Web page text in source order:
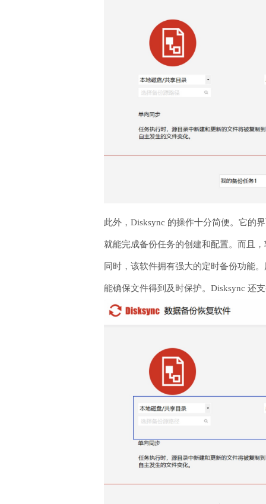
此外，Disksync 的操作十分简便。它的
就能完成备份任务的创建和配置。而且
同时，该软件拥有强大的定时备份功能
能确保文件得到及时保护。Disksync 还